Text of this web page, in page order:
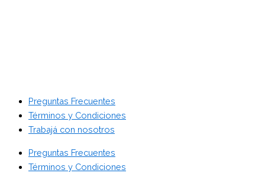
Preguntas Frecuentes
Términos y Condiciones
Trabajá con nosotros
Preguntas Frecuentes
Términos y Condiciones